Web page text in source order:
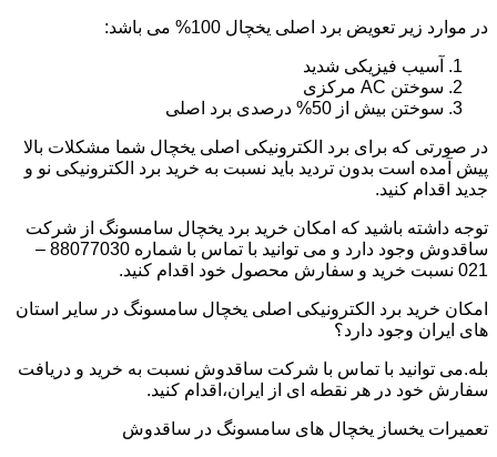
در موارد زیر تعویض برد اصلی یخچال 100% می باشد:
آسیب فیزیکی شدید
سوختن AC مرکزی
سوختن بیش از 50% درصدی برد اصلی
در صورتی که برای برد الکترونیکی اصلی یخچال شما مشکلات بالا
پیش آمده است بدون تردید باید نسبت به خرید برد الکترونیکی نو و
جدید اقدام کنید.
توجه داشته باشید که امکان خرید برد یخچال سامسونگ از شرکت
ساقدوش وجود دارد و می توانید با تماس با شماره 88077030 –
021 نسبت خرید و سفارش محصول خود اقدام کنید.
امکان خرید برد الکترونیکی اصلی یخچال سامسونگ در سایر استان
های ایران وجود دارد؟
بله.می توانید با تماس با شرکت ساقدوش نسبت به خرید و دریافت
سفارش خود در هر نقطه ای از ایران،اقدام کنید.
تعمیرات یخساز یخچال های سامسونگ در ساقدوش